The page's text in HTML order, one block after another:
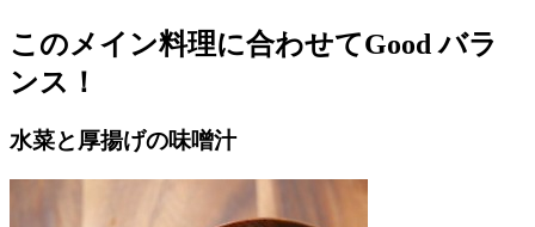
このメイン料理に合わせてGood バラ
ンス！
水菜と厚揚げの味噌汁